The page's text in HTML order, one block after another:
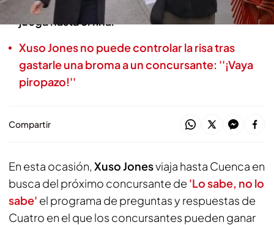
Ángel concursa junto al presentador y se la
juega hasta el final
Xuso Jones no puede controlar la risa tras
gastarle una broma a un concursante: ''¡Vaya
piropazo!''
Compartir
En esta ocasión, Xuso Jonesviaja hasta Cuenca en
busca del próximo concursante de 'Lo sabe, no lo
sabe' el programa de preguntas y respuestas de
Cuatro en el que los concursantes pueden ganar